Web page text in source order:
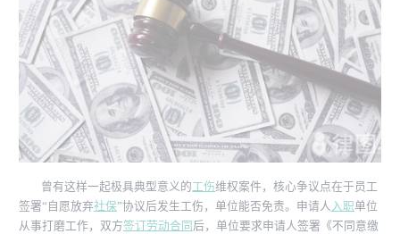
曾有这样一起极具典型意义的工伤维权案件，核心争议点在于员工
签署“自愿放弃社保”协议后发生工伤，单位能否免责。申请人 入职单位
从事打磨工作，双方签订劳动合同 后，单位要求申请人签署《不同意缴